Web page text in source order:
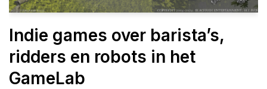
Indie games over barista’s,
ridders en robots in het
GameLab